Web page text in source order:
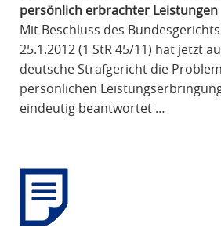
persönlich erbrachter Leistungen
Mit Beschluss des
25.1.2012 (1 StR 45/11) hat jetzt
deutsche Strafgericht die
persönlichen
eindeutig beantwortet …